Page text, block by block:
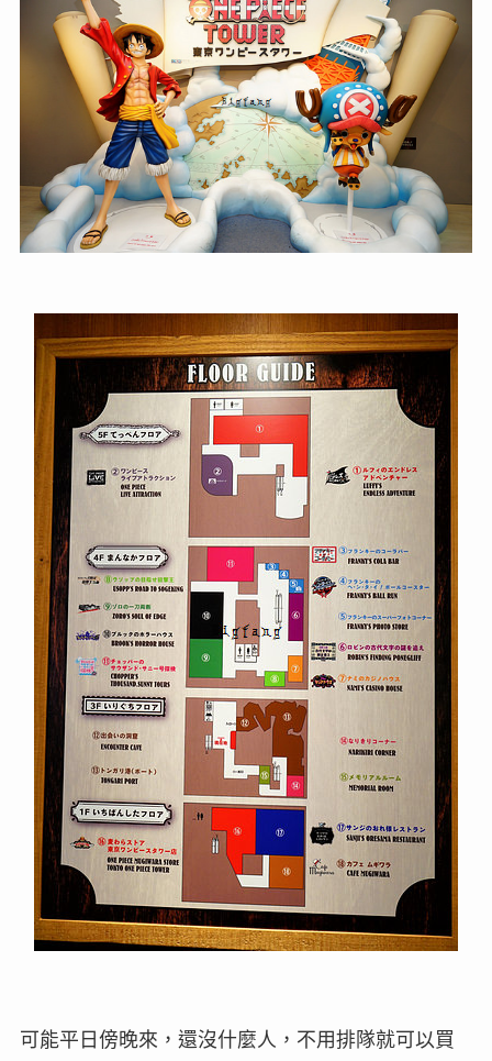
可能平日傍晚來，還沒什麼人，不用排隊就可以買